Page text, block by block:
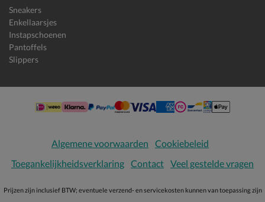
Sneakers
Enkellaarsjes
Instapschoenen
Pantoffels
Slippers
Algemene voorwaarden
Cookiebeleid
Toegankelijkheidsverklaring Contact Veel gestelde vragen
Prijzen zijn inclusief BTW; eventuele verzend- en servicekosten kunnen van toepassing zijn